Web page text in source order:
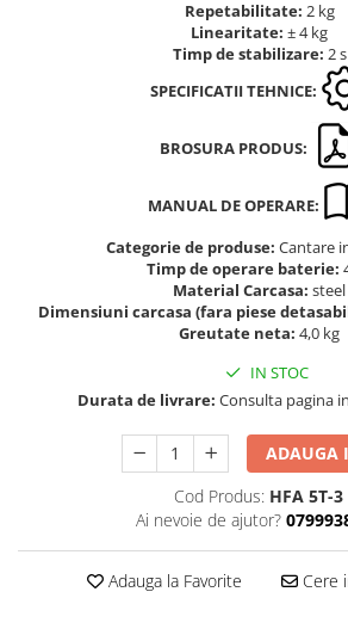
Masurarea intensitatii sunetului
Termometre cu infrarosu
Standuri testare forta
Standuri testare motorizata
Cutie de jonctiune
Inele suport
Picioare ajustabile
Piese pentru compresiune
Piulite zimtate si hexagonale
Placa de montaj
Set pentru compresiune
Set suruburi otel
Suporti
Varf de impact
Repetabilitate: 2 kg
Linearitate: ± 4 kg
Timp de stabilizare: 2 s
SPECIFICATII TEHNICE:
BROSURA PRODUS:
MANUAL DE OPERARE:
Categorie de produse: Cantare
Timp de operare baterie:
Material Carcasa: steel
Dimensiuni carcasa (fara piese
Greutate neta: 4,0 kg
IN STOC
Durata de livrare: Consulta pagina
ADAUGA
Cod Produs: HFA 5T-3
Ai nevoie de ajutor?
Adauga la Favorite Cere